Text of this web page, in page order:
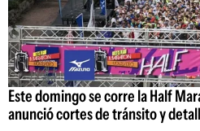
Este domingo se corre la Half
anunció cortes de tránsito y